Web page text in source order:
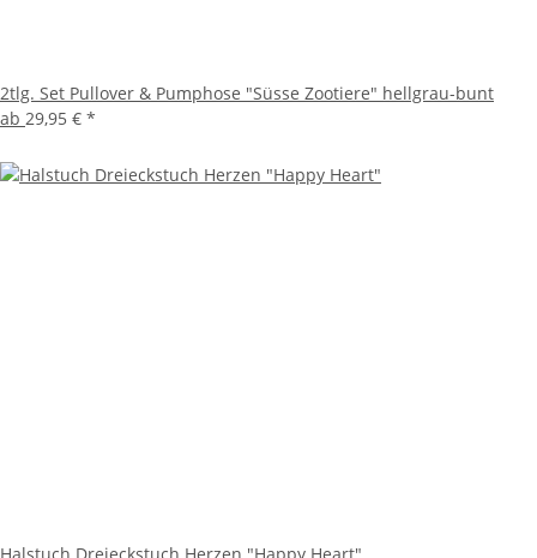
2tlg. Set Pullover & Pumphose "Süsse Zootiere" hellgrau-bunt
ab 29,95 € *